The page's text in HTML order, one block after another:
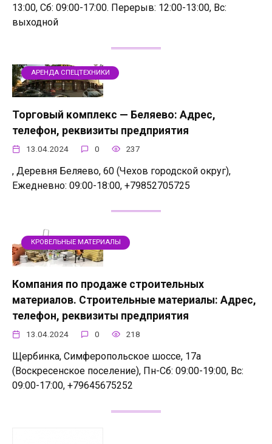
13:00, Сб: 09:00-17:00. Перерыв: 12:00-13:00, Вс:
выходной
АРЕНДА СПЕЦТЕХНИКИ
Торговый комплекс — Беляево: Адрес,
телефон, реквизиты предприятия
13.04.2024 0 237
, Деревня Беляево, 60 (Чехов городской округ),
Ежедневно: 09:00-18:00, +79852705725
КРОВЕЛЬНЫЕ МАТЕРИАЛЫ
Компания по продаже строительных
материалов. Строительные материалы: Адрес,
телефон, реквизиты предприятия
13.04.2024 0 218
Щербинка, Симферопольское шоссе, 17а
(Воскресенское поселение), Пн-Сб: 09:00-19:00, Вс:
09:00-17:00, +79645675252